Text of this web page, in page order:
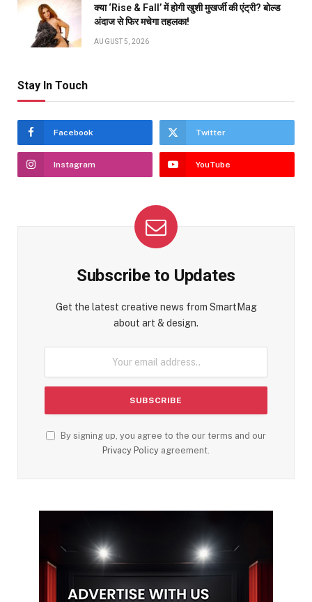
क्या ‘Rise & Fall’ में होगी खुशी मुखर्जी की एंट्री? बोल्ड
अंदाज से फिर मचेगा तहलका!
AUGUST 5, 2026
Stay In Touch
Facebook Twitter
Instagram YouTube
Subscribe to Updates
Get the latest creative news from SmartMag
about art & design.
By signing up, you agree to the our terms and our
Privacy Policy agreement.